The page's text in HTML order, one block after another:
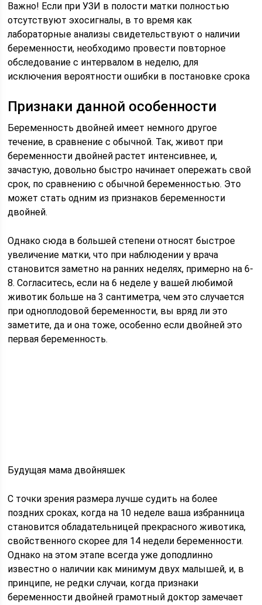
Важно! Если при УЗИ в полости матки полностью
отсутствуют эхосигналы, в то время как
лабораторные анализы свидетельствуют о наличии
беременности, необходимо провести повторное
обследование с интервалом в неделю, для
исключения вероятности ошибки в постановке срока
Признаки данной особенности
Беременность двойней имеет немного другое
течение, в сравнение с обычной. Так, живот при
беременности двойней растет интенсивнее, и,
зачастую, довольно быстро начинает опережать свой
срок, по сравнению с обычной беременностью. Это
может стать одним из признаков беременности
двойней.
Однако сюда в большей степени относят быстрое
увеличение матки, что при наблюдении у врача
становится заметно на ранних неделях, примерно на 6-
8. Согласитесь, если на 6 неделе у вашей любимой
животик больше на 3 сантиметра, чем это случается
при одноплодовой беременности, вы вряд ли это
заметите, да и она тоже, особенно если двойней это
первая беременность.
Будущая мама двойняшек
С точки зрения размера лучше судить на более
поздних сроках, когда на 10 неделе ваша избранница
становится обладательницей прекрасного животика,
свойственного скорее для 14 недели беременности.
Однако на этом этапе всегда уже доподлинно
известно о наличии как минимум двух малышей, и, в
принципе, не редки случаи, когда признаки
беременности двойней грамотный доктор замечает